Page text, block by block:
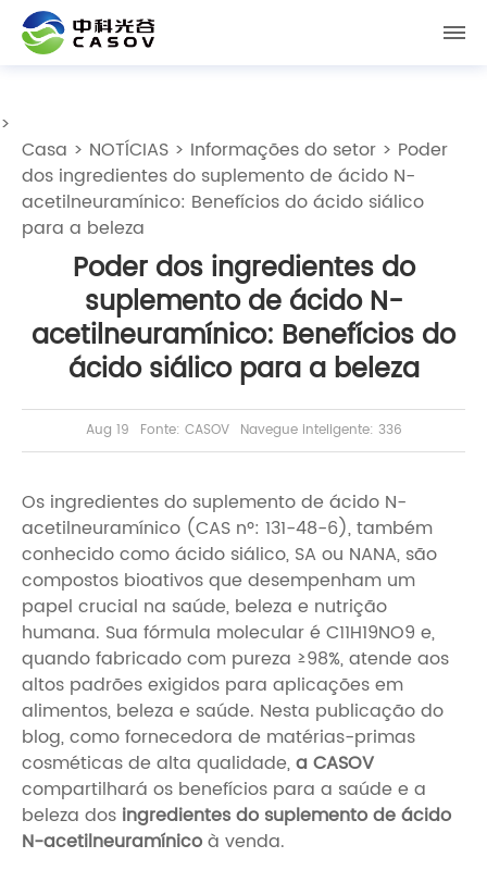
>
Casa > NOTÍCIAS > Informações do setor > Poder
dos ingredientes do suplemento de ácido N-
acetilneuramínico: Benefícios do ácido siálico
para a beleza
Poder dos ingredientes do
suplemento de ácido N-
acetilneuramínico: Benefícios do
ácido siálico para a beleza
Aug 19 Fonte: CASOV Navegue inteligente: 336
Os ingredientes do suplemento de ácido N-
acetilneuramínico (CAS nº: 131-48-6), também
conhecido como ácido siálico, SA ou NANA, são
compostos bioativos que desempenham um
papel crucial na saúde, beleza e nutrição
humana. Sua fórmula molecular é C11H19NO9 e,
quando fabricado com pureza ≥98%, atende aos
altos padrões exigidos para aplicações em
alimentos, beleza e saúde. Nesta publicação do
blog, como fornecedora de matérias-primas
cosméticas de alta qualidade,a CASOV
compartilhará os benefícios para a saúde e a
beleza dos ingredientes do suplemento de ácido
N-acetilneuramínicoà venda.